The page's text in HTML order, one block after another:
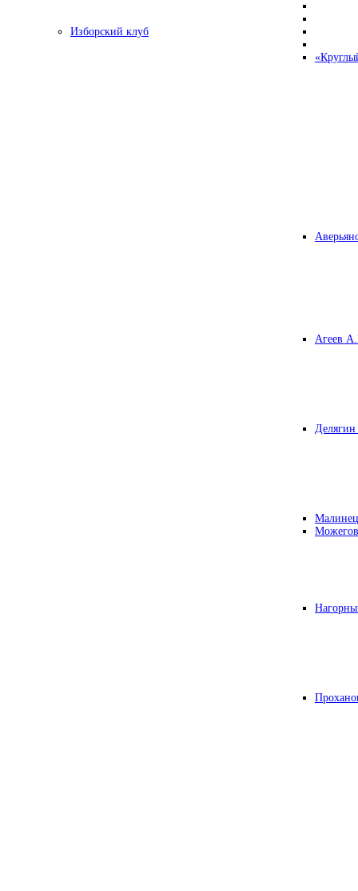
Изборский клуб
Агеев